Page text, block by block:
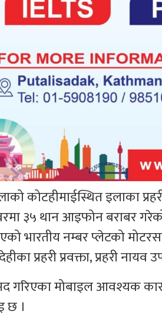
कोटहीमाईस्थित इलाका
३५ थान आइफोन बराबर
भारतीय नम्बर प्लेटको
प्रहरी प्रवक्ता, प्रहरी
गरिएका मोबाइल आवश्यक
छ ।